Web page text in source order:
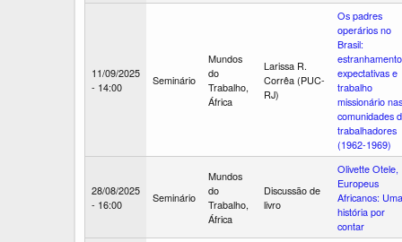
11/09/2025
- 14:00
Seminário
Mundos
do
Trabalho,
África
Larissa R.
Corrêa (PUC-
RJ)
Os padres
operários no
Brasil:
expectativas e
trabalho
missionário nas
comunidades
trabalhadores
(1962-1969)
28/08/2025
- 16:00
Seminário
Mundos
do
Trabalho,
África
Discussão de
livro
Olivette Otele,
Europeus
Africanos: Uma
história por
contar